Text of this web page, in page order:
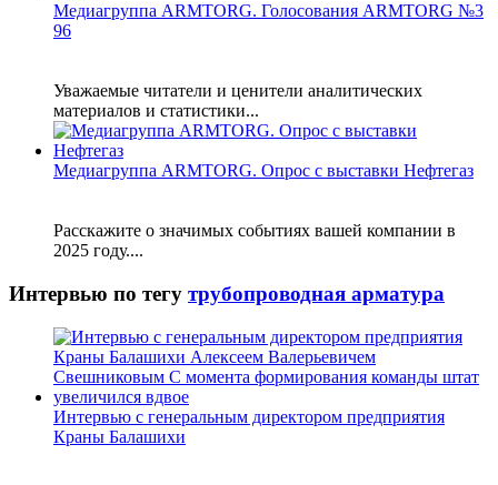
Медиагруппа ARMTORG. Голосования ARMTORG №3
96
Уважаемые читатели и ценители аналитических
материалов и статистики...
Медиагруппа ARMTORG. Опрос с выставки Нефтегаз
Расскажите о значимых событиях вашей компании в
2025 году....
Интервью по тегу трубопроводная арматура
Интервью с генеральным директором предприятия
Краны Балашихи